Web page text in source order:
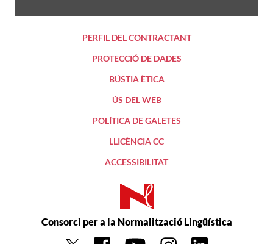
PERFIL DEL CONTRACTANT
PROTECCIÓ DE DADES
BÚSTIA ÈTICA
ÚS DEL WEB
POLÍTICA DE GALETES
LLICÈNCIA CC
ACCESSIBILITAT
Consorci per a la Normalització Lingüística